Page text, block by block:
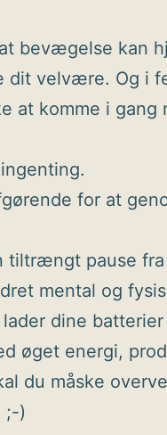
bevægelse kan
dit velvære. Og i
at komme i gang
for at
tiltrængt pause fra
mental og
dine
øget energi,
du måske
;-)